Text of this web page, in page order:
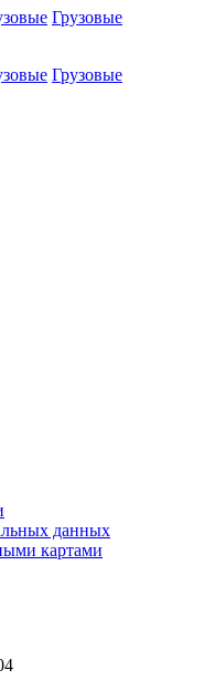
Грузовые
Грузовые
данных
картами